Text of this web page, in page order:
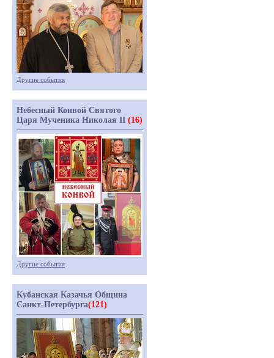
Другие события
Небесный Конвой Святого
Царя Мученика Николая II (16)
Другие события
Кубанская Казачья Община
Санкт-Петербурга(121)